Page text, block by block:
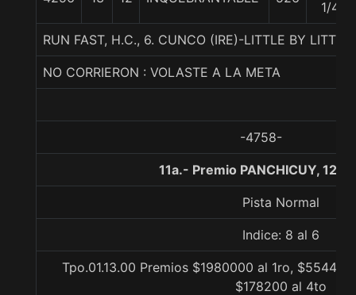
1/4
RUN FAST, H.C., 6. CUNCO (IRE)-LITTLE BY
NO CORRIERON : VOLASTE A LA META
-4758-
11a.- Premio PANCHICUY,
Pista Normal
Indice: 8 al 6
Tpo.01.13.00 Premios $1980000 al 1ro,
$178200 al 4to